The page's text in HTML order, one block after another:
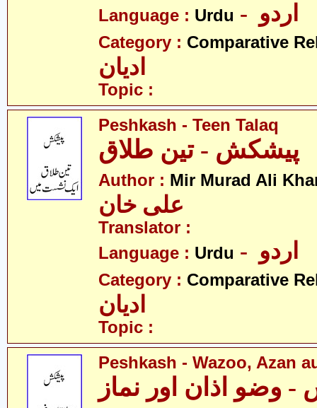
Language : Urdu
Category : Comparative
ادیان
Topic :
Peshkash - Teen Talaq
پیشکش - تین طلاق
Author : Mir Murad Ali
علی خان
Translator :
Language : Urdu
Category : Comparative
ادیان
Topic :
Peshkash - Wazoo, Azan
وضو اذان اور نماز